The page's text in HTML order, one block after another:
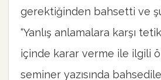
gerektiğinden bahsetti ve
“Yanlış anlamalara karşı
içinde karar verme ile ilgili
seminer yazısında